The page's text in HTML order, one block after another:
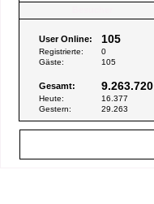
User Online: 105
Registrierte:
0
Gäste:
105
Gesamt: 9.263.720
Heute:
16.377
Gestern:
29.263